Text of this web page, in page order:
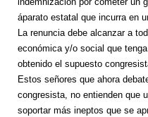
áparato estatal que incurra en
La renuncia debe alcanzar a
económica y/o social que
obtenido el supuesto
Estos señores que ahora
congresista, no entienden que
soportar más ineptos que se